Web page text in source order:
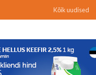
Kõik uudised